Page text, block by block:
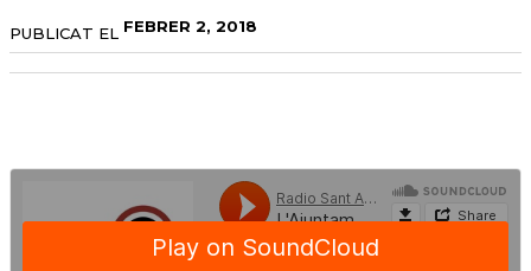
PUBLICAT EL FEBRER 2, 2018